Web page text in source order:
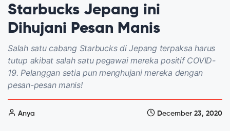
Starbucks Jepang ini
Dihujani Pesan Manis
Salah satu cabang Starbucks di Jepang terpaksa harus
tutup akibat salah satu pegawai mereka positif COVID-
19. Pelanggan setia pun menghujani mereka dengan
pesan-pesan manis!
Anya December 23, 2020